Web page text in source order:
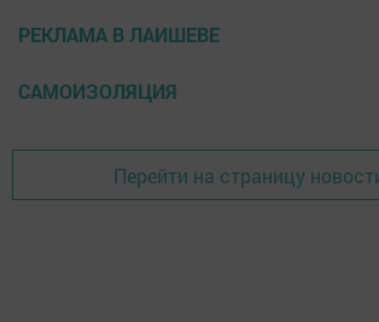
РЕКЛАМА В ЛАИШЕВЕ
САМОИЗОЛЯЦИЯ
Перейти на страницу